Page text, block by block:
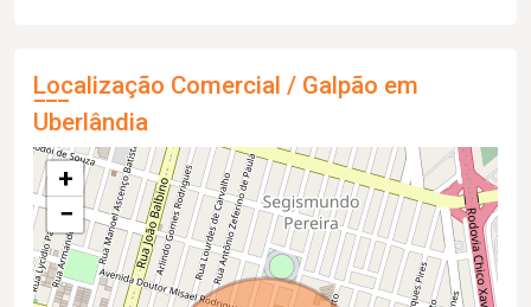
Localização Comercial / Galpão em
Uberlândia
+
−